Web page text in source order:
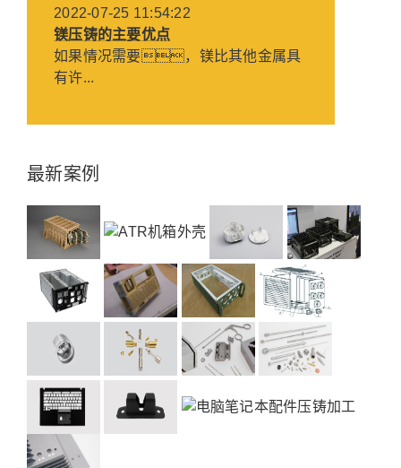
2022-07-25 11:54:22
镁压铸的主要优点
如果情况需要，镁比其他金属具
有许...
最新案例